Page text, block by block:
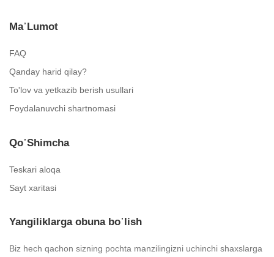
Ma᾿lumot
FAQ
Qanday harid qilay?
To'lov va yetkazib berish usullari
Foydalanuvchi shartnomasi
Qo᾿shimcha
Teskari aloqa
Sayt xaritasi
Yangiliklarga obuna bo᾿lish
Biz hech qachon sizning pochta manzilingizni uchinchi shaxslarga